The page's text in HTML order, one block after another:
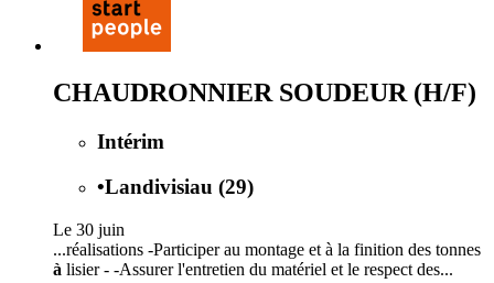
CHAUDRONNIER SOUDEUR (H/F)
Intérim
•Landivisiau (29)
Le 30 juin
...réalisations -Participer au montage et à la finition des tonnes
à lisier - -Assurer l'entretien du matériel et le respect des...